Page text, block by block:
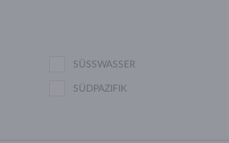
SÜSSWASSER
SÜDPAZIFIK